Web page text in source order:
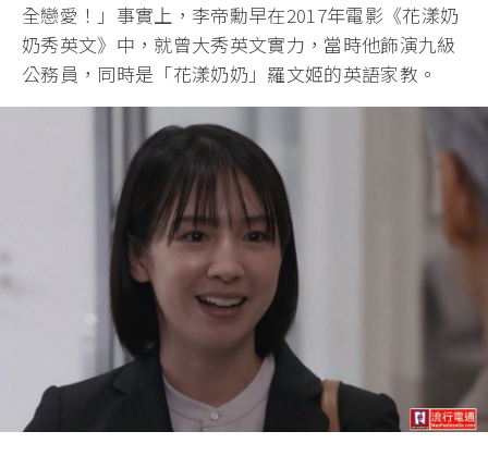
全戀愛！」事實上，李帝勳早在2017年電影《花漾奶
奶秀英文》中，就曾大秀英文實力，當時他飾演九級
公務員，同時是「花漾奶奶」羅文姬的英語家教。